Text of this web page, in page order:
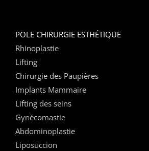
POLE CHIRURGIE ESTHÉTIQUE
Rhinoplastie
Lifting
Chirurgie des Paupières
Implants Mammaire
Lifting des seins
Gynécomastie
Abdominoplastie
Liposuccion